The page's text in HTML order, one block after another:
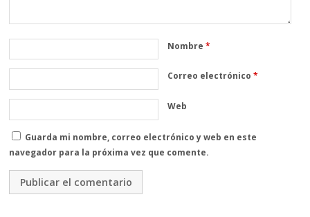
Nombre*
Correo electrónico*
Web
Guarda mi nombre, correo electrónico y web en este
navegador para la próxima vez que comente.